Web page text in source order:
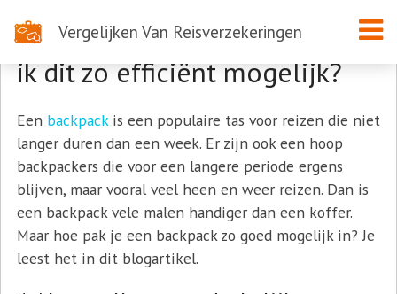
Vergelijken Van Reisverzekeringen
Backpack inpakken? Hoe doe
ik dit zo efficiënt mogelijk?
Een backpackis een populaire tas voor reizen die niet
langer duren dan een week. Er zijn ook een hoop
backpackers die voor een langere periode ergens
blijven, maar vooral veel heen en weer reizen. Dan is
een backpack vele malen handiger dan een koffer.
Maar hoe pak je een backpack zo goed mogelijk in? Je
leest het in dit blogartikel.